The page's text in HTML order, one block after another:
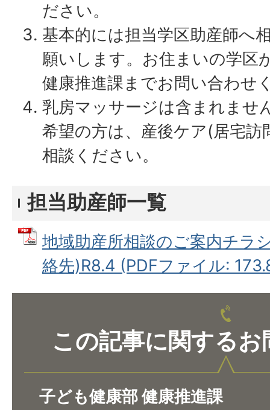
ださい。
基本的には担当学区助産師へ
願いします。お住まいの学区
健康推進課までお問い合わせ
乳房マッサージは含まれませ
希望の方は、産後ケア(居宅
相談ください。
担当助産師一覧
地域助産所相談のご案内チラ
絡先)R8.4 (PDFファイル:
この記事に関するお
子ども健康部 健康推進課